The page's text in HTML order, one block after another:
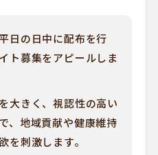
日の日中に配布を行
ト募集をアピールしま
大きく、視認性の高い
、地域貢献や健康維持
を刺激します。